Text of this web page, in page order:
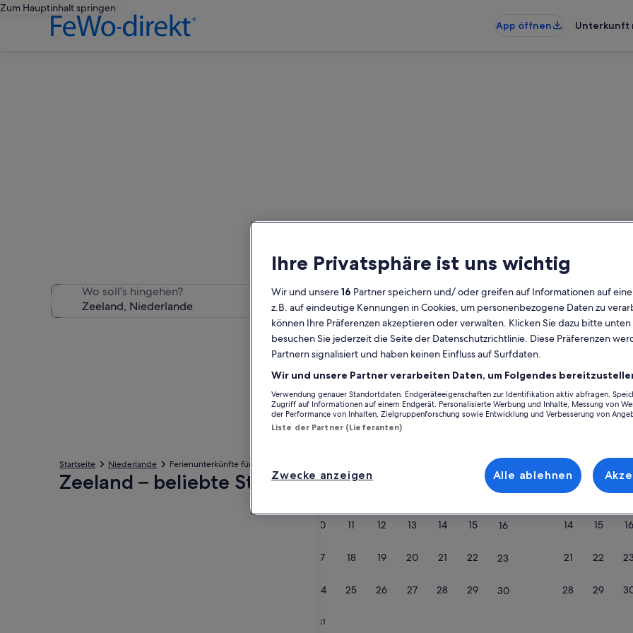
Zum Hauptinhalt springen
App öffnen
Unterkunft
Wir haben 3.631 Ferienunterkünfte für Familien gefunden –
um die Verfügbarkeit zu prüfen
Wo soll’s hingehen? Daten
Kalender
Derzeit
werden
die
Monate
August
September
2026
August 2026
MoMontag
DiDienstag
MiMittwoch
DoDonnerstag
FrFreitag
SaSamstag
SoSonntag
2
9
10 11 12 13 14 15 16
17 18 19 20 21 22 23
24 25 26 27 28 29 30
31
MoMontag
Di
1 2
7 8 9
14 15 16
21 22 23
28 29
2
Startseite Niederlande Ferienunterkünfte für Familien in Zeeland
Zeeland – beliebte Städte
Ihre Privatsphäre ist uns wichtig
Wir und unsere16 Partner speichern und/ oder greifen auf Informationen auf
z.B. auf eindeutige Kennungen in Cookies, um personenbezogene Daten zu
können Ihre Präferenzen akzeptieren oder verwalten. Klicken Sie dazu bitte
besuchen Sie jederzeit die Seite der Datenschutzrichtlinie. Diese Präferenzen
Partnern signalisiert und haben keinen Einfluss auf Surfdaten.
Wir und unsere Partner verarbeiten Daten, um Folgendes
Verwendung genauer Standortdaten. Endgeräteeigenschaften zur Identifikation aktiv abfragen.
Zugriff auf Informationen auf einem Endgerät. Personalisierte Werbung und Inhalte, Messung von
der Performance von Inhalten, Zielgruppenforschung sowie Entwicklung und Verbesserung von
Liste der Partner (Lieferanten)
Zwecke anzeigen Alle ablehnen